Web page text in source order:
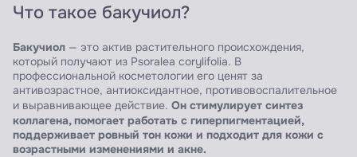
Что такое бакучиол?
Бакучиол — это актив растительного происхождения,
который получают из Psoralea corylifolia. В
профессиональной косметологии его ценят за
антивозрастное, антиоксидантное, противовоспалительное
и выравнивающее действие. Он стимулирует синтез
коллагена, помогает работать с гиперпигментацией,
поддерживает ровный тон кожи и подходит для кожи с
возрастными изменениями и акне.